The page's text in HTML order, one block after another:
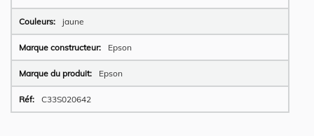
jaune
Epson
Epson
C33S020642